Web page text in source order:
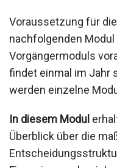
Voraussetzung für
nachfolgenden
Vorgängermoduls
findet einmal im Jahr
werden einzelne
In diesem Modul
Überblick über die